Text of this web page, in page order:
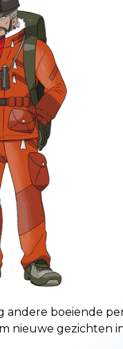
boeiende
nieuwe gezichten